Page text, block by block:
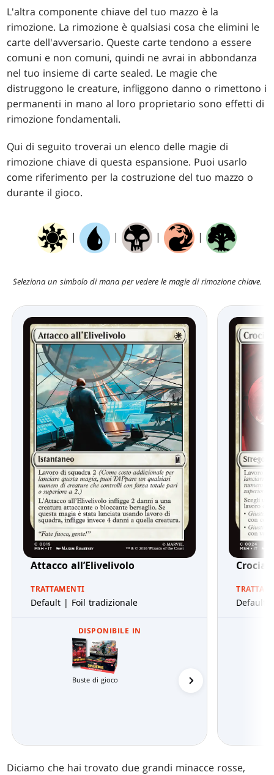
L'altra componente chiave del tuo mazzo è la
rimozione. La rimozione è qualsiasi cosa che elimini le
carte dell'avversario. Queste carte tendono a essere
comuni e non comuni, quindi ne avrai in abbondanza
nel tuo insieme di carte sealed. Le magie che
distruggono le creature, infliggono danno o rimettono i
permanenti in mano al loro proprietario sono effetti di
rimozione fondamentali.
Qui di seguito troverai un elenco delle magie di
rimozione chiave di questa espansione. Puoi usarlo
come riferimento per la costruzione del tuo mazzo o
durante il gioco.
| | | |
Seleziona un simbolo di mana per vedere le magie di rimozione chiave.
Attacco all’Elivelivolo
TRATTAMENTI
Default | Foil tradizionale
DISPONIBILE IN
Buste di gioco
Default
Diciamo che hai trovato due grandi minacce rosse,